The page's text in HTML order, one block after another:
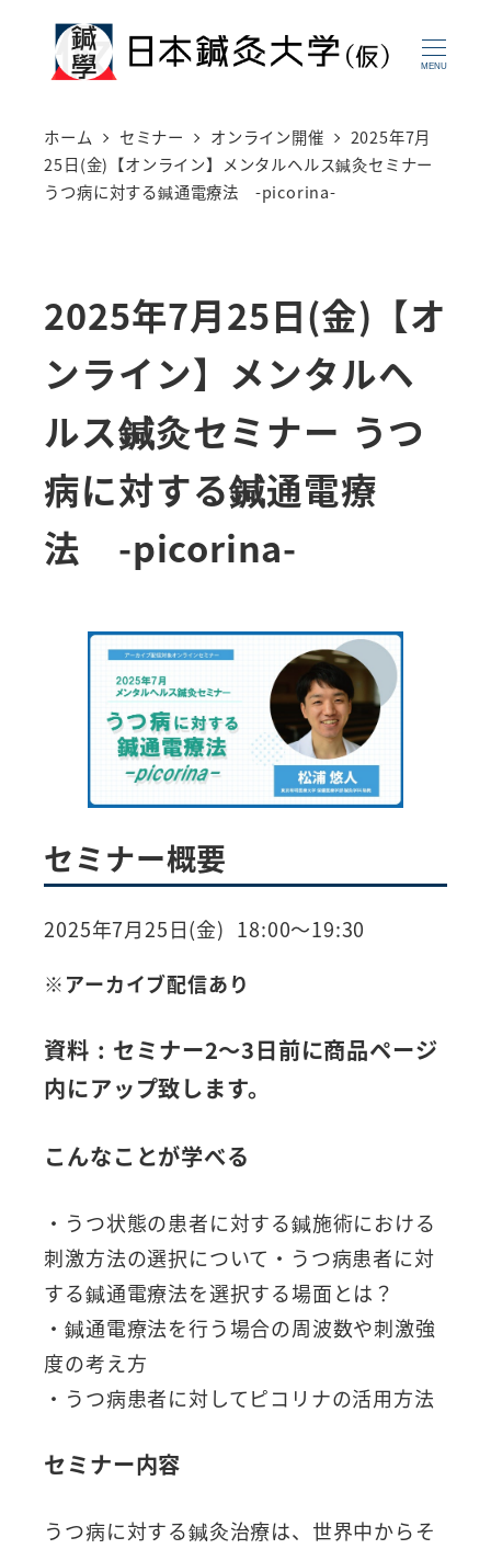
MENU
ホーム セミナー オンライン開催
2025年7月
25日(金)【オンライン】メンタルヘルス鍼灸セミナー
うつ病に対する鍼通電療法 -picorina-
2025年7月25日(金)【オ
ンライン】メンタルヘ
ルス鍼灸セミナー うつ
病に対する鍼通電療
法 -picorina-
セミナー概要
2025年7月25日(金) 18:00～19:30
※アーカイブ配信あり
資料 : セミナー2～3日前に商品ページ
内にアップ致します。
こんなことが学べる
・うつ状態の患者に対する鍼施術における
刺激方法の選択について・うつ病患者に対
する鍼通電療法を選択する場面とは？
・鍼通電療法を行う場合の周波数や刺激強
度の考え方
・うつ病患者に対してピコリナの活用方法
セミナー内容
うつ病に対する鍼灸治療は、世界中からそ